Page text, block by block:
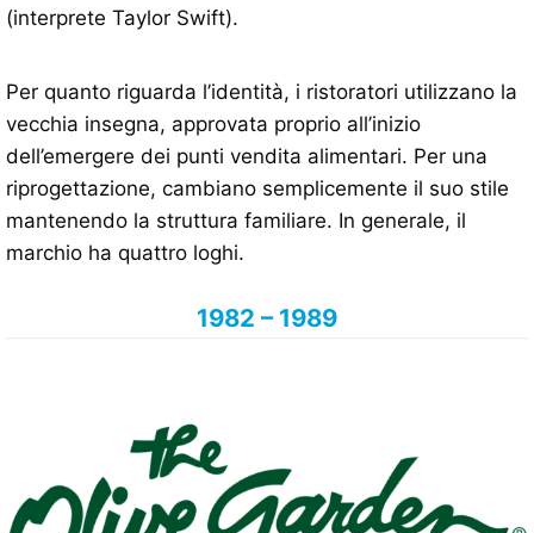
(interprete Taylor Swift).
Per quanto riguarda l’identità, i ristoratori utilizzano la
vecchia insegna, approvata proprio all’inizio
dell’emergere dei punti vendita alimentari. Per una
riprogettazione, cambiano semplicemente il suo stile
mantenendo la struttura familiare. In generale, il
marchio ha quattro loghi.
1982 – 1989